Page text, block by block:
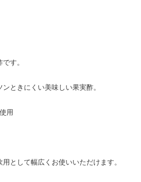
す。
ときにくい美味しい果実酢。
用
として幅広くお使いいただけます。